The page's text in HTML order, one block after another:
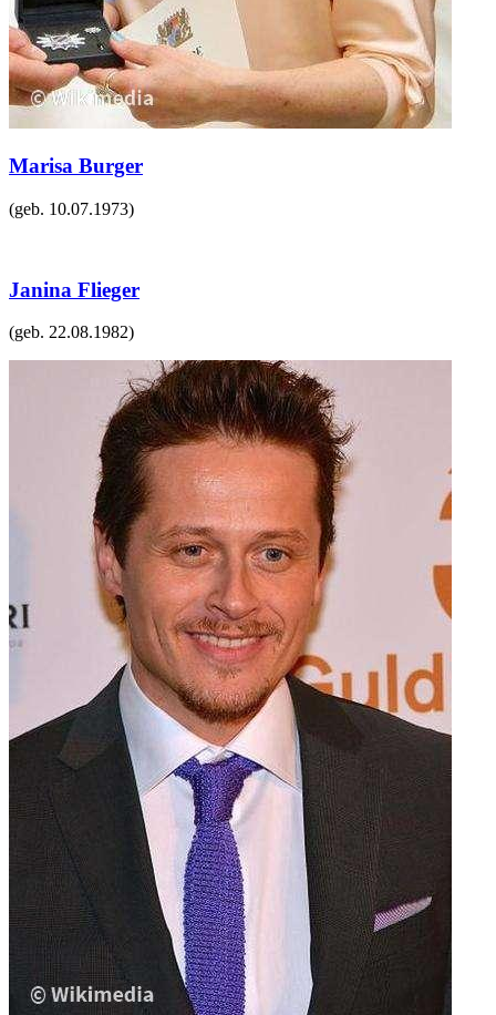
Marisa Burger
(geb. 10.07.1973)
Janina Flieger
(geb. 22.08.1982)